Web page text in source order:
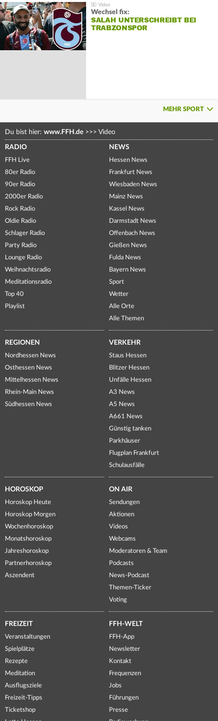
Wechsel fix:
SALAH UNTERSCHREIBT BEI
TRABZONSPOR
MEHR SPORT
Du bist hier: www.FFH.de >>> Video
RADIO
FFH Live
80er Radio
90er Radio
2000er Radio
Rock Radio
Oldie Radio
Schlager Radio
Party Radio
Lounge Radio
Weihnachtsradio
Meditationsradio
Top 40
Playlist
NEWS
Hessen News
Frankfurt News
Wiesbaden News
Mainz News
Kassel News
Darmstadt News
Offenbach News
Gießen News
Fulda News
Bayern News
Sport
Wetter
Alle Orte
Alle Themen
REGIONEN
Nordhessen News
Osthessen News
Mittelhessen News
Rhein-Main News
Südhessen News
VERKEHR
Staus Hessen
Blitzer Hessen
Unfälle Hessen
A3 News
A5 News
A661 News
Günstig tanken
Parkhäuser
Flugplan Frankfurt
Schulausfälle
HOROSKOP
Horoskop Heute
Horoskop Morgen
Wochenhoroskop
Monatshoroskop
Jahreshoroskop
Partnerhoroskop
Aszendent
ON AIR
Sendungen
Aktionen
Videos
Webcams
Moderatoren & Team
Podcasts
News-Podcast
Themen-Ticker
Voting
FREIZEIT
Veranstaltungen
Spielplätze
Rezepte
Meditation
Ausflugsziele
Freizeit-Tipps
Ticketshop
FFH-WELT
FFH-App
Newsletter
Kontakt
Frequenzen
Jobs
Führungen
Presse